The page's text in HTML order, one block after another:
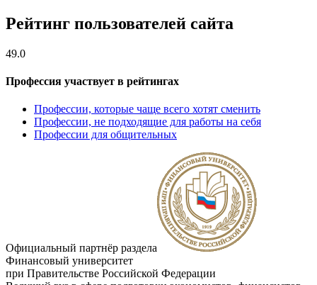
Рейтинг пользователей сайта
49.0
Профессия участвует в рейтингах
Профессии, которые чаще всего хотят сменить
Профессии, не подходящие для работы на себя
Профессии для общительных
Официальный партнёр раздела
Финансовый университет
при Правительстве Российской Федерации